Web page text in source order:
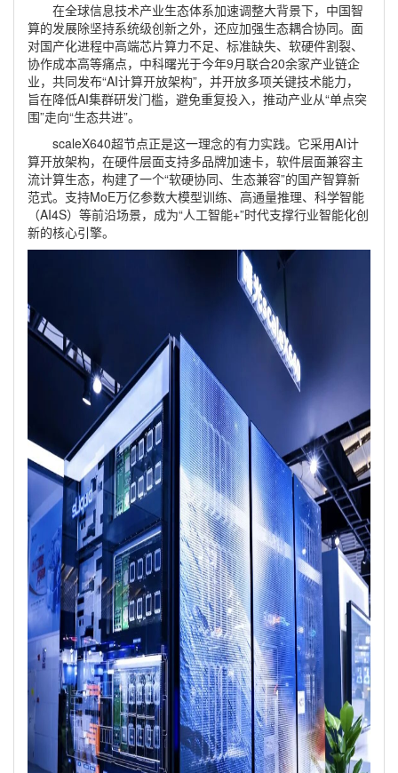
在全球信息技术产业生态体系加速调整大背景下，中国智
算的发展除坚持系统级创新之外，还应加强生态耦合协同。面
对国产化进程中高端芯片算力不足、标准缺失、软硬件割裂、
协作成本高等痛点，中科曙光于今年9月联合20余家产业链企
业，共同发布“AI计算开放架构”，并开放多项关键技术能力，
旨在降低AI集群研发门槛，避免重复投入，推动产业从“单点突
围”走向“生态共进”。
scaleX640超节点正是这一理念的有力实践。它采用AI计
算开放架构，在硬件层面支持多品牌加速卡，软件层面兼容主
流计算生态，构建了一个“软硬协同、生态兼容”的国产智算新
范式。支持MoE万亿参数大模型训练、高通量推理、科学智能
（AI4S）等前沿场景，成为“人工智能+”时代支撑行业智能化创
新的核心引擎。